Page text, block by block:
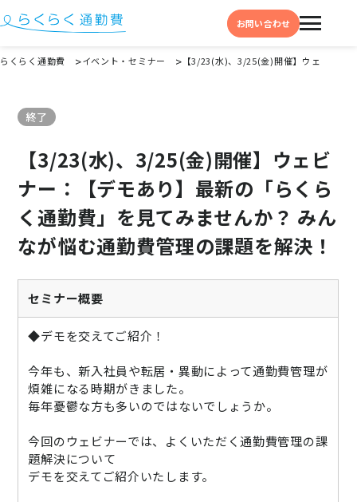
お問い合わせ
選ばれる理由
事例
料金
イベント・セミナー
お役立ち情報
お役立ちコラム
ニュース
通勤費システム適合診断
導入効果シミュレーション
らくらく通勤費 イベント・セミナー 【3/23(水)、3/25(金)開催】ウェビナー
終了
【3/23(水)、3/25(金)開催】ウェビ
ナー：【デモあり】最新の「らくら
く通勤費」を見てみませんか？ みん
なが悩む通勤費管理の課題を解決！
セミナー概要
◆デモを交えてご紹介！
今年も、新入社員や転居・異動によって通勤費管理が
煩雑になる時期がきました。
毎年憂鬱な方も多いのではないでしょうか。
今回のウェビナーでは、よくいただく通勤費管理の課
題解決について
デモを交えてご紹介いたします。